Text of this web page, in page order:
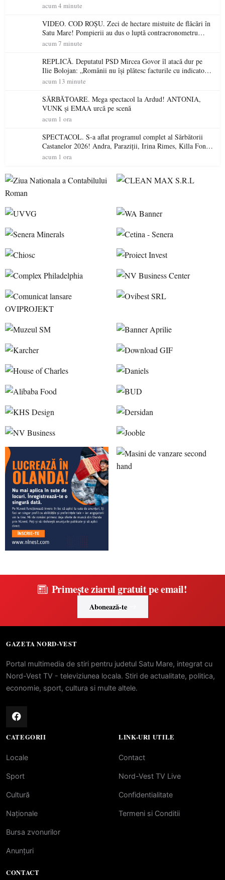
acum 4 minute
VIDEO. COD ROȘU. Zeci de hectare mistuite de flăcări în
Satu Mare! Pompierii au dus o luptă contracronometru
pentru a salva o pădure de la dezastru
acum 7 minute
REPLICĂ. Deputatul PSD Mircea Govor îl atacă dur pe
Ilie Bolojan: „Românii nu își plătesc facturile cu indicatori
economici”
acum 13 minute
SĂRBĂTOARE. Mega spectacol la Ardud! ANTONIA,
VUNK și EMAA urcă pe scenă
acum 1 ora
SPECTACOL. S-a aflat programul complet al Sărbătorii
Castanelor 2026! Andra, Paraziții, Irina Rimes, Killa Fonic,
Zdob și Zdub și Fuego vin la Baia Mare
acum 1 ora
Primește ziarul gratuit pe email!
Abonează-te
GAZETA NORD-VEST
Portal multimedia de stiri pentru judetul Satu Mare, integrat cu
Nord-Vest TV - televiziunea locala. Stiri de actualitate, politica,
economie, sport, cultura si multe altele.
CATEGORII
Locale
Sport
Cultură
Naționale
Bursa zvonurilor
Anunțuri
LINK-URI UTILE
Contact
Nord-Vest TV Live
Confidentialitate
Termeni si Conditii
CONTACT